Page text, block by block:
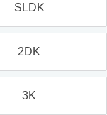
SLDK
2DK
3K